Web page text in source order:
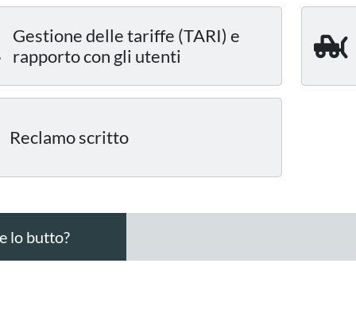
Gestione delle tariffe (TARI) e
rapporto con gli utenti
Reclamo scritto
lo butto?